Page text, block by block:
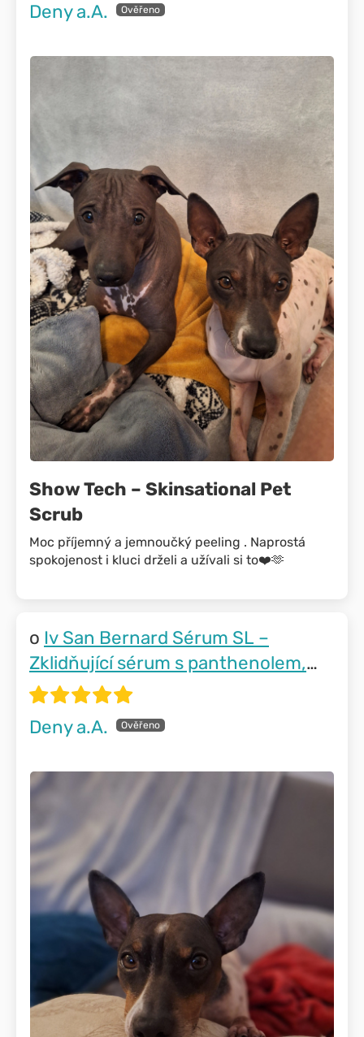
Deny a.A.
Show Tech – Skinsational Pet
Scrub
Moc příjemný a jemnoučký peeling . Naprostá
spokojenost i kluci drželi a užívali si to❤️🫶
Iv San Bernard Sérum SL –
Zklidňující sérum s panthenolem,
měsíčkem a heřmánkem
Deny a.A.